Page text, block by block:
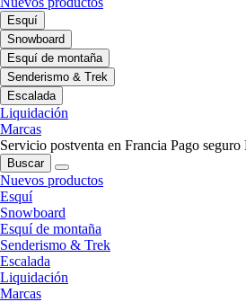
Esquí
Snowboard
Esquí de montaña
Senderismo & Trek
Escalada
Liquidación
Marcas
Servicio postventa en Francia Pago seguro
Buscar
Nuevos productos
Esquí
Snowboard
Esquí de montaña
Senderismo & Trek
Escalada
Liquidación
Marcas